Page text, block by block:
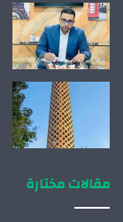
مقالات مختارة